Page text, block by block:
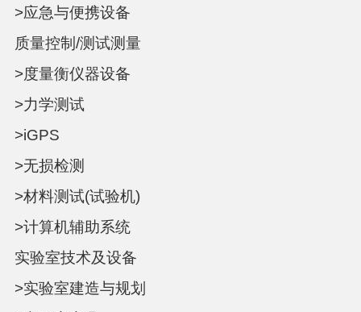
>应急与便携设备
质量控制/测试测量
>度量衡仪器设备
>力学测试
>iGPS
>无损检测
>材料测试(试验机)
>计算机辅助系统
实验室技术及设备
>实验室建造与规划